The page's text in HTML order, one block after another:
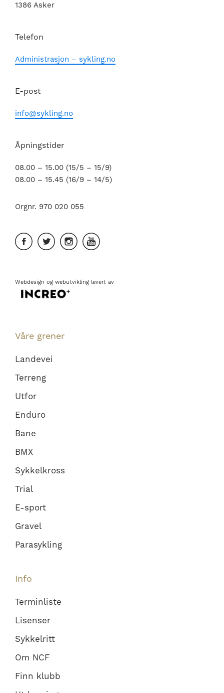
1386 Asker
Telefon
Administrasjon – sykling.no
E-post
info@sykling.no
Åpningstider
08.00 – 15.00 (15/5 – 15/9)
08.00 – 15.45 (16/9 – 14/5)
Orgnr. 970 020 055
Webdesign og webutvikling levert av
Våre grener
Landevei
Terreng
Utfor
Enduro
Bane
BMX
Sykkelkross
Trial
E-sport
Gravel
Parasykling
Info
Terminliste
Lisenser
Sykkelritt
Om NCF
Finn klubb